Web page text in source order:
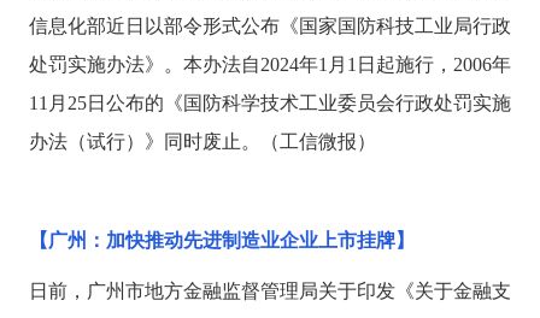
信息化部近日以部令形式公布《国家国防科技工业局行政
处罚实施办法》。本办法自2024年1月1日起施行，2006年
11月25日公布的《国防科学技术工业委员会行政处罚实施
办法（试行）》同时废止。（工信微报）
【广州：加快推动先进制造业企业上市挂牌】
日前，广州市地方金融监督管理局关于印发《关于金融支